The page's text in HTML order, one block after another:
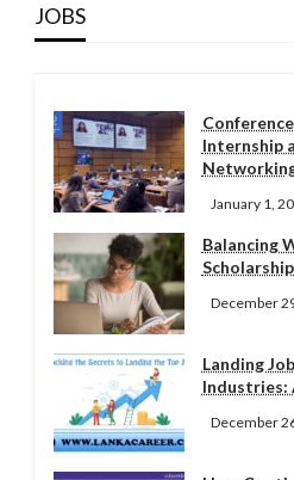
JOBS
Internship
January 1,
Balancing
December
Landing
Industries:
December